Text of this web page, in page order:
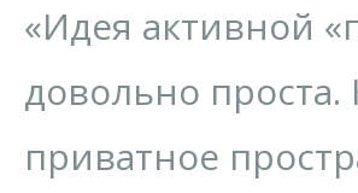
«Идея активной
довольно
приватное